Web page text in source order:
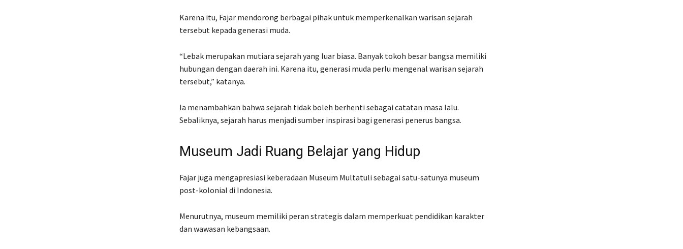
Karena itu, Fajar mendorong berbagai pihak untuk memperkenalkan warisan sejarah
tersebut kepada generasi muda.
“Lebak merupakan mutiara sejarah yang luar biasa. Banyak tokoh besar bangsa memiliki
hubungan dengan daerah ini. Karena itu, generasi muda perlu mengenal warisan sejarah
tersebut,” katanya.
Ia menambahkan bahwa sejarah tidak boleh berhenti sebagai catatan masa lalu.
Sebaliknya, sejarah harus menjadi sumber inspirasi bagi generasi penerus bangsa.
Museum Jadi Ruang Belajar yang Hidup
Fajar juga mengapresiasi keberadaan Museum Multatuli sebagai satu-satunya museum
post-kolonial di Indonesia.
Menurutnya, museum memiliki peran strategis dalam memperkuat pendidikan karakter
dan wawasan kebangsaan.